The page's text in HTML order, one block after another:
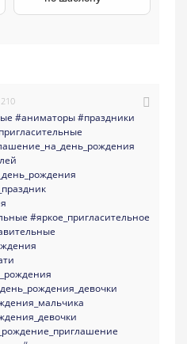
#аниматоры#праздники
#яркое_пригласительное